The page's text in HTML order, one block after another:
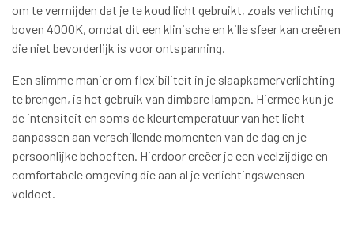
om te vermijden dat je te koud licht gebruikt, zoals verlichting
boven 4000K, omdat dit een klinische en kille sfeer kan creëren
die niet bevorderlijk is voor ontspanning.
Een slimme manier om flexibiliteit in je slaapkamerverlichting
te brengen, is het gebruik van dimbare lampen. Hiermee kun je
de intensiteit en soms de kleurtemperatuur van het licht
aanpassen aan verschillende momenten van de dag en je
persoonlijke behoeften. Hierdoor creëer je een veelzijdige en
comfortabele omgeving die aan al je verlichtingswensen
voldoet.